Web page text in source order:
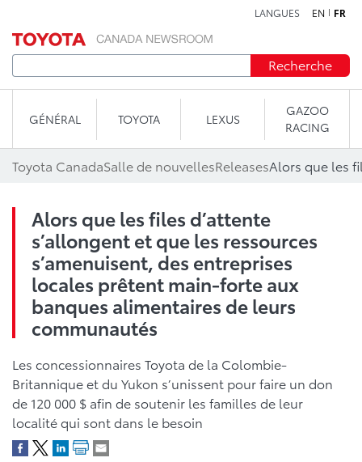
LANGUES EN FR
Recherche
GÉNÉRAL TOYOTA LEXUS
GAZOO
RACING
Toyota CanadaSalle de nouvellesReleases
Alors que les files d’attente
s’allongent et que les ressources
s’amenuisent, des entreprises
locales prêtent main-forte aux
banques alimentaires de leurs
communautés
Les concessionnaires Toyota de la Colombie-
Britannique et du Yukon s’unissent pour faire un don
de 120 000 $ afin de soutenir les familles de leur
localité qui sont dans le besoin